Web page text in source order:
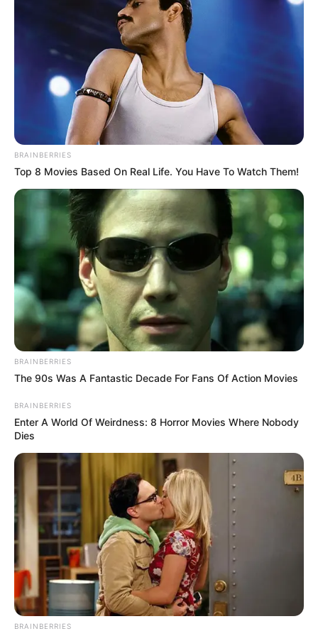
Συντάξεις Οκτωβρίου 2026: Πότε θα γίνει η
πληρωμή;
Συντάξεις Σεπτεμβρίου 2026 πληρωμή
Ακολουθήστε το evianews.com στοGoogle
News
ΤΑ ΠΙΟ ΔΗΜΟΦΙΛΗ
BRAINBERRIES
Top 8 Movies Based On Real Life. You Have To Watch Them!
BRAINBERRIES
The 90s Was A Fantastic Decade For Fans Of Action Movies
BRAINBERRIES
Enter A World Of Weirdness: 8 Horror Movies Where Nobody
Dies
BRAINBERRIES